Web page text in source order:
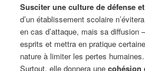
Susciter une culture de défense
d’un établissement scolaire
en cas d’attaque, mais sa diffusion
esprits et mettra en pratique
nature à limiter les pertes humaines.
Surtout, elle donnera unecohésion